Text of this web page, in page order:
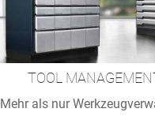
TOOL
Mehr als nur